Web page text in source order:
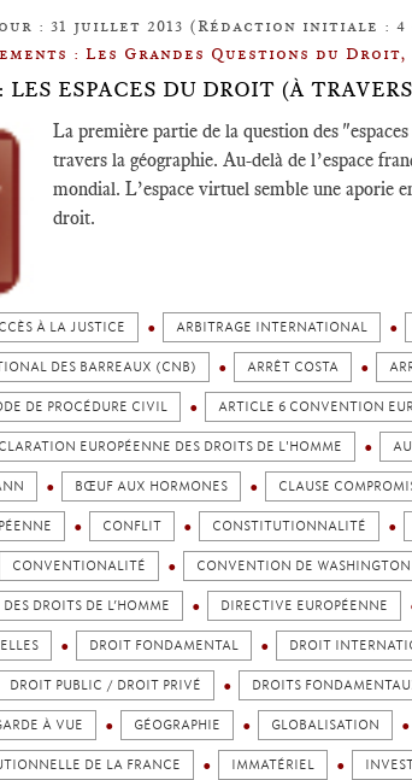
: 31 juillet 2013 (Rédaction initiale : 4
: Les Grandes Questions du Droit,
LES ESPACES DU DROIT (À
La première partie de la question des
travers la géographie. Au-delà de l’espace
mondial. L’espace virtuel semble une aporie
droit.
À LA JUSTICE ARBITRAGE INTERNATIONAL
DES BARREAUX (CNB) ARRÊT COSTA
DE PROCÉDURE CIVIL ARTICLE 6 CONVENTION
EUROPÉENNE DES DROITS DE L'HOMME
BŒUF AUX HORMONES CLAUSE
CONFLIT CONSTITUTIONNALITÉ
CONVENTIONALITÉ CONVENTION DE
DROITS DE L’HOMME DIRECTIVE EUROPÉENNE
DROIT FONDAMENTAL DROIT
DROIT PUBLIC / DROIT PRIVÉ DROITS
À VUE GÉOGRAPHIE GLOBALISATION
DE LA FRANCE IMMATÉRIEL